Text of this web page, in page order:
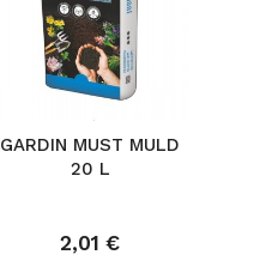
GARDIN MUST MULD
20 L
2,01 €